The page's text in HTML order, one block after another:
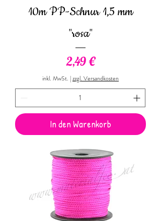
10m PP-Schnur 1,5 mm
"rosa"
Preis
2,49 €
inkl. MwSt. |zzgl. Versandkosten
In den Warenkorb